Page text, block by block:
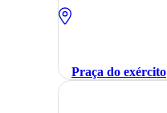
Praça do exército